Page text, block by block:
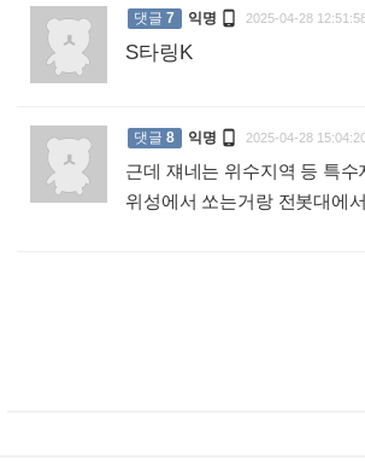
댓글 7 익명  2025-04-28
S타링K
댓글 8 익명  2025-04-28
근데 쟤네는 위수지역 등 특수
위성에서 쏘는거랑 전봇대에